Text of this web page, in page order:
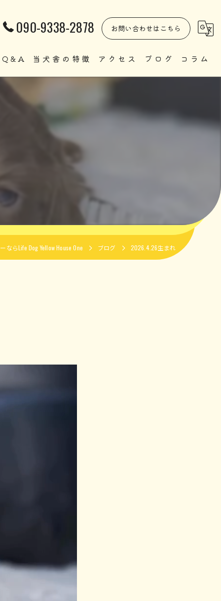
090-9338-2878 お問い合わせはこちら
Q&A 当犬舎の特徴
直販
ペット
アクセス ブログ コラム
らLife Dog Yellow House One ブログ 2026.4.26生まれ